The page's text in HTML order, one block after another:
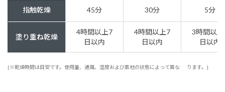
指触乾燥 45分 30分 5分
塗り重ね乾燥
4時間以上7
日以内
4時間以上7
日以内
3時間以
日以内
{※乾燥時間は目安です。使用量、通風、湿度および素地の状態によって異な ります。}